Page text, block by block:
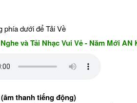
phía dưới để Tải Về
Nhạc Vui Vẻ - Năm Mới AN KHANG
thanh tiếng động)